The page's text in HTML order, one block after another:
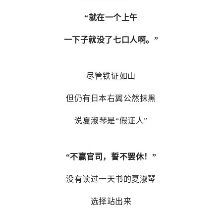
“就在一个上午
一下子就没了七口人啊。”
尽管铁证如山
但仍有日本右翼公然抹黑
说夏淑琴是“假证人”
“不赢官司，誓不罢休！”
没有读过一天书的夏淑琴
选择站出来